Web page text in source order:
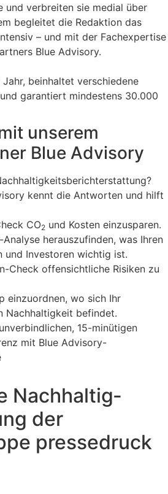
und verbreiten sie medial über
begleitet die Redaktion das
– und mit der Fachexpertise
Blue Advisory.
beinhaltet verschiedene
garantiert mindestens 30.000
unserem
Blue Advisory
kennt die Antworten und hilft
CO2 und Kosten einzusparen.
herauszufinden, was Ihren
und Investoren wichtig ist.
Check offensichtliche Risiken zu
einzuordnen, wo sich Ihr
Nachhaltigkeit befindet.
15-minütigen
mit Blue Advisory-
Nachhaltig­
der
pressedruck